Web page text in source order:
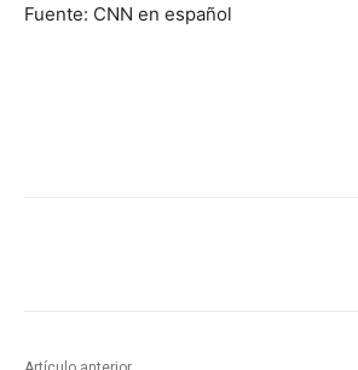
Fuente: CNN en español